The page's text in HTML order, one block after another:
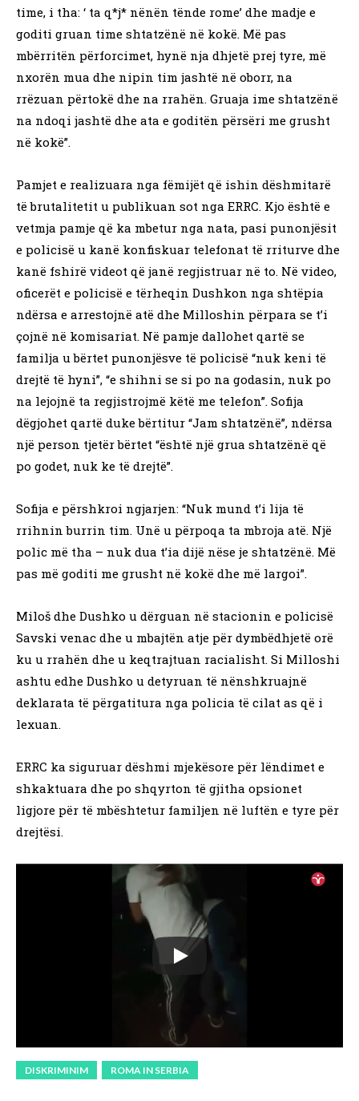
time, i tha: ‘ ta q*j* nënën tënde rome’ dhe madje e
goditi gruan time shtatzënë në kokë. Më pas
mbërritën përforcimet, hynë nja dhjetë prej tyre, më
nxorën mua dhe nipin tim jashtë në oborr, na
rrëzuan përtokë dhe na rrahën. Gruaja ime shtatzënë
na ndoqi jashtë dhe ata e goditën përsëri me grusht
në kokë”.
Pamjet e realizuara nga fëmijët që ishin dëshmitarë
të brutalitetit u publikuan sot nga ERRC. Kjo është e
vetmja pamje që ka mbetur nga nata, pasi punonjësit
e policisë u kanë konfiskuar telefonat të rriturve dhe
kanë fshirë videot që janë regjistruar në to. Në video,
oficerët e policisë e tërheqin Dushkon nga shtëpia
ndërsa e arrestojnë atë dhe Milloshin përpara se t’i
çojnë në komisariat. Në pamje dallohet qartë se
familja u bërtet punonjësve të policisë “nuk keni të
drejtë të hyni”, “e shihni se si po na godasin, nuk po
na lejojnë ta regjistrojmë këtë me telefon”. Sofija
dëgjohet qartë duke bërtitur “Jam shtatzënë”, ndërsa
një person tjetër bërtet “është një grua shtatzënë që
po godet, nuk ke të drejtë”.
Sofija e përshkroi ngjarjen: “Nuk mund t’i lija të
rrihnin burrin tim. Unë u përpoqa ta mbroja atë. Një
polic më tha – nuk dua t’ia dijë nëse je shtatzënë. Më
pas më goditi me grusht në kokë dhe më largoi”.
Miloš dhe Dushko u dërguan në stacionin e policisë
Savski venac dhe u mbajtën atje për dymbëdhjetë orë
ku u rrahën dhe u keqtrajtuan racialisht. Si Milloshi
ashtu edhe Dushko u detyruan të nënshkruajnë
deklarata të përgatitura nga policia të cilat as që i
lexuan.
ERRC ka siguruar dëshmi mjekësore për lëndimet e
shkaktuara dhe po shqyrton të gjitha opsionet
ligjore për të mbështetur familjen në luftën e tyre për
drejtësi.
DISKRIMINIM ROMA IN SERBIA